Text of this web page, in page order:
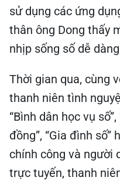
sử dụng các ứng
thân ông Dong thấy
nhịp sống số dễ
Thời gian qua, cùng
thanh niên tình
“Bình dân học vụ
đồng”, “Gia đình
chính công và người
trực tuyến, thanh